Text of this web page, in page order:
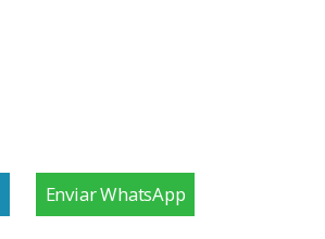
Enviar WhatsApp